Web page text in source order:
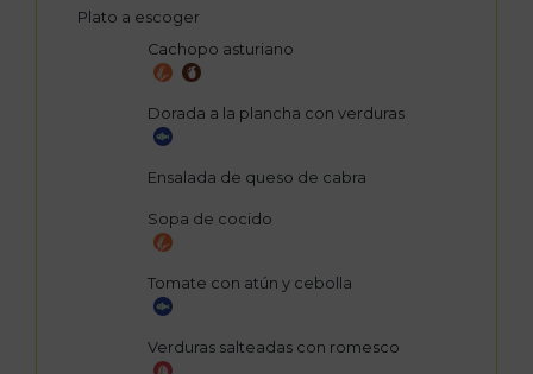
Plato a escoger
Cachopo asturiano
Dorada a la plancha con verduras
Ensalada de queso de cabra
Sopa de cocido
Tomate con atún y cebolla
Verduras salteadas con romesco